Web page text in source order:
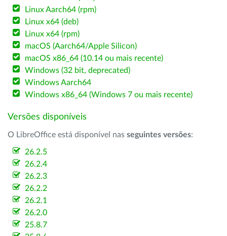
Linux Aarch64 (rpm)
Linux x64 (deb)
Linux x64 (rpm)
macOS (Aarch64/Apple Silicon)
macOS x86_64 (10.14 ou mais recente)
Windows (32 bit, deprecated)
Windows Aarch64
Windows x86_64 (Windows 7 ou mais recente)
Versões disponíveis
O LibreOffice está disponível nas seguintes versões:
26.2.5
26.2.4
26.2.3
26.2.2
26.2.1
26.2.0
25.8.7